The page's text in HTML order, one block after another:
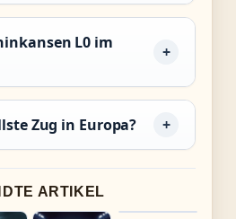
L0 im
Zug in Europa?
ARTIKEL